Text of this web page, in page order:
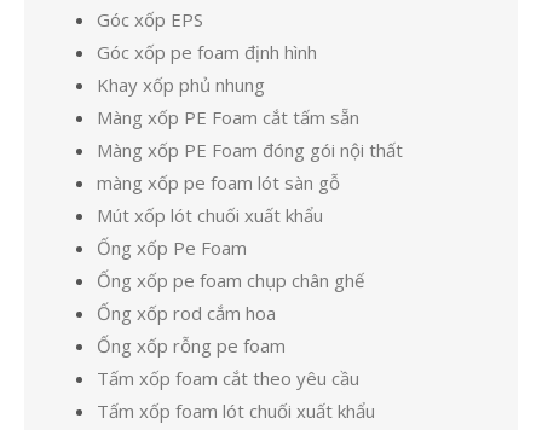
Góc xốp EPS
Góc xốp pe foam định hình
Khay xốp phủ nhung
Màng xốp PE Foam cắt tấm sẵn
Màng xốp PE Foam đóng gói nội thất
màng xốp pe foam lót sàn gỗ
Mút xốp lót chuối xuất khẩu
Ống xốp Pe Foam
Ống xốp pe foam chụp chân ghế
Ống xốp rod cắm hoa
Ống xốp rỗng pe foam
Tấm xốp foam cắt theo yêu cầu
Tấm xốp foam lót chuối xuất khẩu